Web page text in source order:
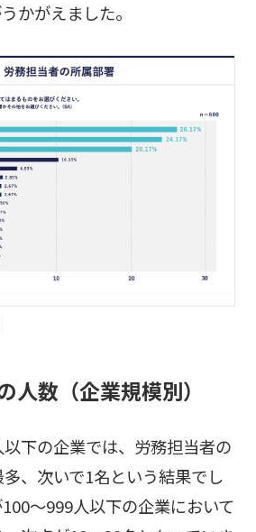
かがえました。
人数（企業規模別）
下の企業では、労務担当者の
、次いで1名という結果でし
～999人以下の企業において